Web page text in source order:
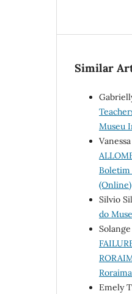
Similar
Museu
Boletim
(Online)
Silvio
do
Emely